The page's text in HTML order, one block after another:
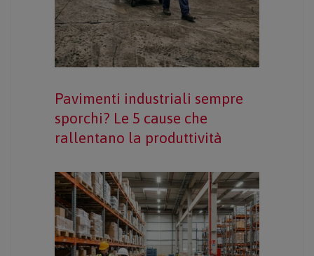
Pavimenti industriali sempre
sporchi? Le 5 cause che
rallentano la produttività